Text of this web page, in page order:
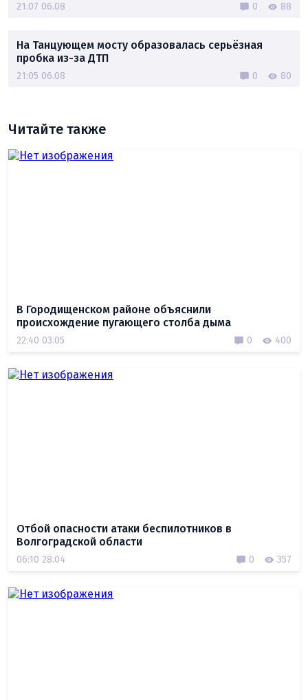
21:07 06.08 0 88
На Танцующем мосту образовалась серьёзная
пробка из-за ДТП
21:05 06.08 0 80
Читайте также
В Городищенском районе объяснили
происхождение пугающего столба дыма
22:40 03.05 0 400
Отбой опасности атаки беспилотников в
Волгоградской области
06:10 28.04 0 357